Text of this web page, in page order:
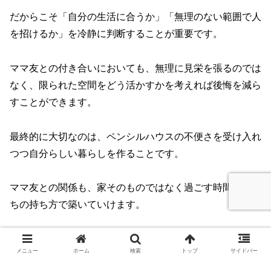
だからこそ「自分の生活に合うか」「無理のない範囲で人
を招けるか」を冷静に判断することが重要です。
ママ友との付き合いにおいても、無理に見栄を張るのでは
なく、限られた空間をどう活かすかを考えれば後悔を減ら
すことができます。
最終的に大切なのは、ペンシルハウスの不便さを受け入れ
つつ自分らしい暮らしを作ることです。
ママ友との関係も、家そのものではなく過ごす時間や気持
ちの持ち方で築いていけます。
後悔せずに付き合いを楽しむためにも、口コミや体験談を
参考にしながら、自分に合った形での暮らし方を見つける
メニュー ホーム 検索 トップ サイドバー